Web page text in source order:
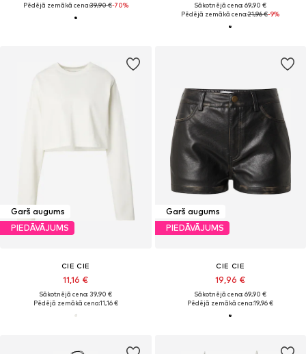
Pēdējā zemākā cena:39,90 €-70%
Sākotnējā cena: 69,90 €
Pēdējā zemākā cena:21,96 €-9%
Garš augums
PIEDĀVĀJUMS
CIE CIE
11,16 €
Sākotnējā cena: 39,90 €
Pēdējā zemākā cena:11,16 €
Garš augums
PIEDĀVĀJUMS
CIE CIE
19,96 €
Sākotnējā cena: 69,90 €
Pēdējā zemākā cena:19,96 €